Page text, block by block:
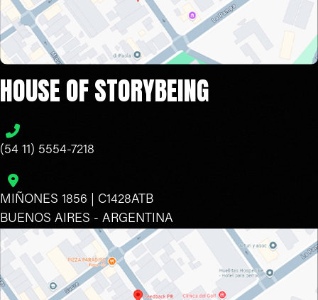
HOUSE OF STORYBEING
(54 11) 5554-7218
MIÑONES 1856 | C1428ATB
BUENOS AIRES - ARGENTINA